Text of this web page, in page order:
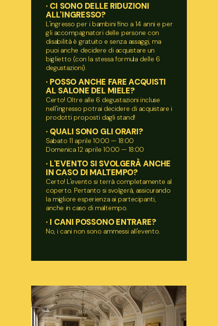
· CI SONO DELLE RIDUZIONI
ALL'INGRESSO?
L'ingresso per i bambini fino a 14 anni e per
gli accompagnatori delle persone con
disabilità è gratuito e senza assaggi, ma
puoi anche decidere di acquistare un
biglietto (con la stessa formula delle 6
degustazioni).
· POSSO ANCHE FARE ACQUISTI
AL SALONE DEL MIELE?
Certo! Oltre alle 6 degustazioni incluse
nell'ingresso potrai decidere di acquistare i
prodotti proposti dagli stand!
· QUALI SONO GLI ORARI?
Sabato 11 aprile 10:00— 18:00
Domenica 12 aprile 10:00 — 18:00
· L'EVENTO SI SVOLGERÀ ANCHE
IN CASO DI MALTEMPO?
Certo! L'evento si terrà completamente al
coperto. Pertanto si svolgerà, assicurando
la migliore esperienza ai partecipanti,
anche in caso di maltempo.
· I CANI POSSONO ENTRARE?
No, i cani non sono ammessi all'evento.